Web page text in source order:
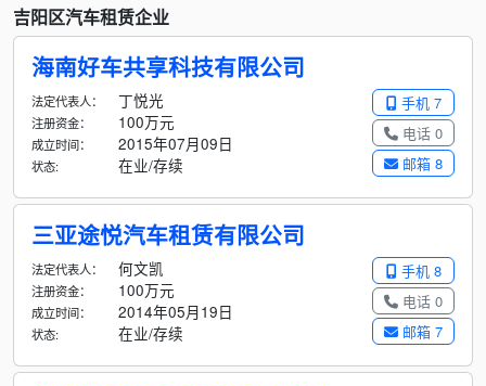
吉阳区汽车租赁企业
海南好车共享科技有限公司
手机 7
电话 0
邮箱 8
法定代表人： 丁悦光
注册资金： 100万元
成立时间： 2015年07月09日
状态: 在业/存续
三亚途悦汽车租赁有限公司
手机 8
电话 0
邮箱 7
法定代表人： 何文凯
注册资金： 100万元
成立时间： 2014年05月19日
状态: 在业/存续